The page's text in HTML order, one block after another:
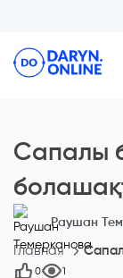
Сапалы
Раушан
Главная
0 1